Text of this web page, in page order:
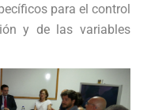
para el control
y de las variables